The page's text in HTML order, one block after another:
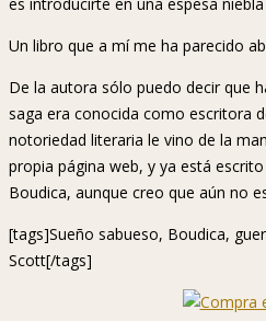
es introducirte en una espesa
Un libro que a mí me ha parecido
De la autora sólo puedo decir que
saga era conocida como escritora
notoriedad literaria le vino de la
propia página web, y ya está
Boudica, aunque creo que aún no
[tags]Sueño sabueso, Boudica,
Scott[/tags]